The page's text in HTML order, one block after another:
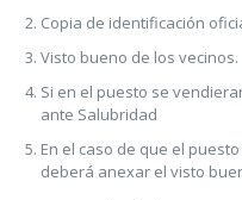
Copia de identificación
Visto bueno de los vecinos.
Si en el puesto se
ante Salubridad
En el caso de que el
deberá anexar el visto